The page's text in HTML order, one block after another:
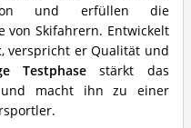
und erfüllen die
von Skifahrern. Entwickelt
, verspricht er Qualität und
Testphasestärkt das
macht ihn zu einer